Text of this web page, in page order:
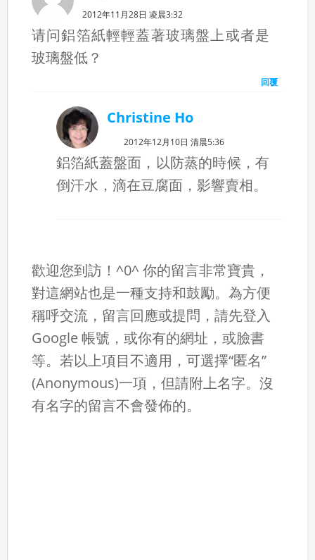
2012年11月28日 凌晨3:32
请问鋁箔紙輕輕蓋著玻璃盤上或者是
玻璃盤低？
回覆
Christine Ho
2012年12月10日 清晨5:36
鋁箔紙蓋盤面，以防蒸的時候，有
倒汗水，滴在豆腐面，影響賣相。
歡迎您到訪！^0^ 你的留言非常寶貴，
對這網站也是一種支持和鼓勵。為方便
稱呼交流，留言回應或提問，請先登入
Google 帳號，或你有的網址，或臉書
等。若以上項目不適用，可選擇“匿名”
(Anonymous)一項，但請附上名字。沒
有名字的留言不會發佈的。